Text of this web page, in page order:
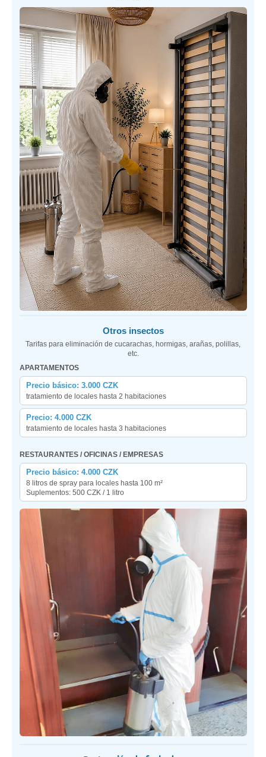
Otros insectos
Tarifas para eliminación de cucarachas, hormigas, arañas, polillas,
etc.
APARTAMENTOS
Precio básico: 3.000 CZK
tratamiento de locales hasta 2 habitaciones
Precio: 4.000 CZK
tratamiento de locales hasta 3 habitaciones
RESTAURANTES / OFICINAS / EMPRESAS
Precio básico: 4.000 CZK
8 litros de spray para locales hasta 100 m²
Suplementos: 500 CZK / 1 litro